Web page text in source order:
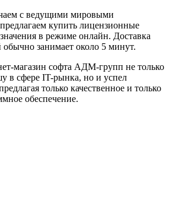
с ведущими мировыми
купить лицензионные
в режиме онлайн. Доставка
занимает около 5 минут.
магазин софта АДМ-групп не только
в сфере IT-рынка, но и успел
только качественное и только
обеспечение.